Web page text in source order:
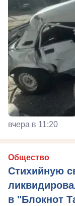
вчера в 11:20
Общество
Стихийную
в "Блокнот